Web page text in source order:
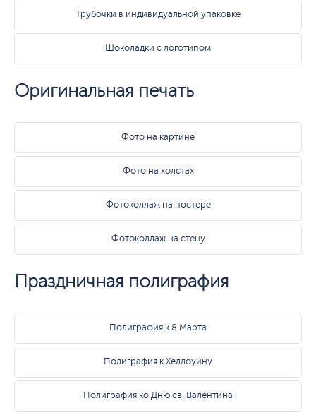
Трубочки в индивидуальной упаковке
Шоколадки с логотипом
Оригинальная печать
Фото на картине
Фото на холстах
Фотоколлаж на постере
Фотоколлаж на стену
Праздничная полиграфия
Полиграфия к 8 Марта
Полиграфия к Хеллоуину
Полиграфия ко Дню св. Валентина